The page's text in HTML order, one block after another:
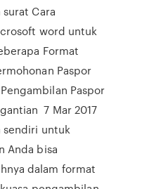
Cara
word untuk
Format
Paspor
Paspor
7 Mar 2017
sendiri untuk
Anda bisa
dalam format